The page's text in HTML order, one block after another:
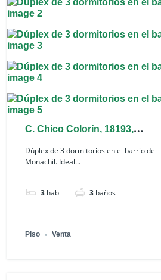
C. Chico Colorín, 18193,
Granada, España
Dúplex de 3 dormitorios en el barrio de
Monachil. Ideal...
3 hab 3 baños
Piso Venta